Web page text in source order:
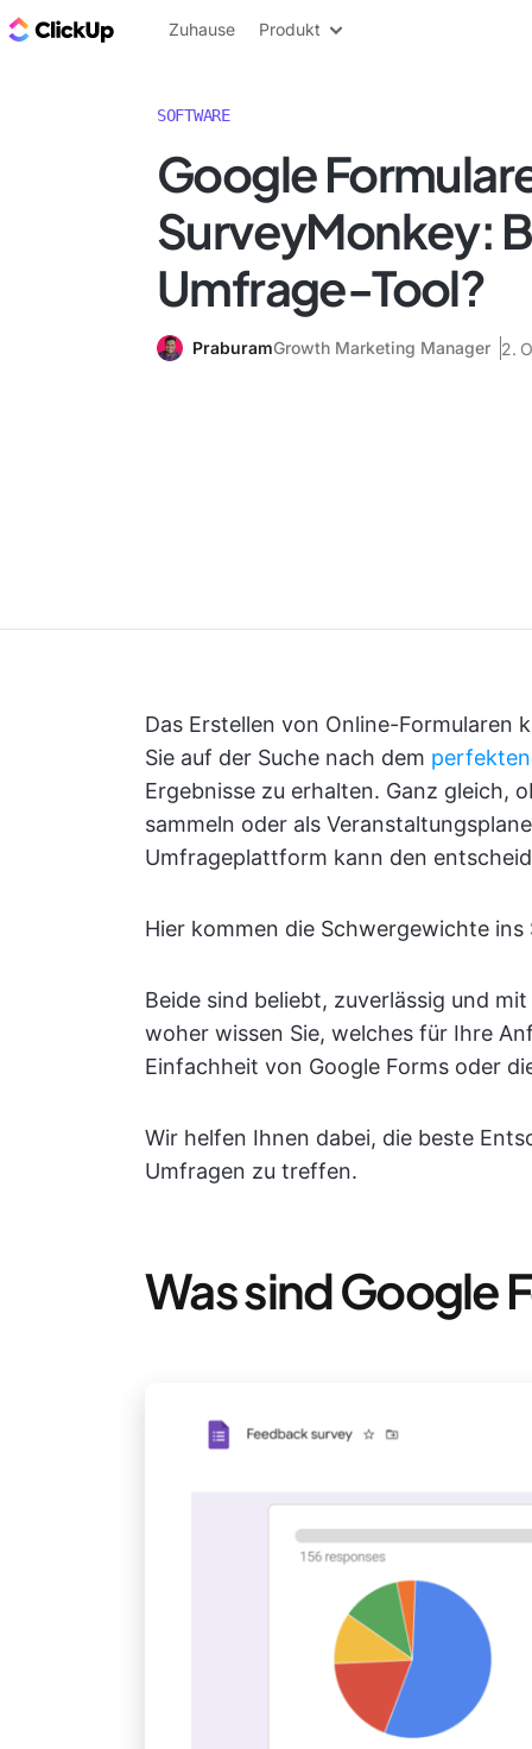
ClickUp Blog
Zuhause Produkt
SOFTWARE
Google
SurveyMonkey:
Umfrage-Tool?
PraburamGrowth Marketing Manager 2.
Das Erstellen von Online-Formularen
Sie auf der Suche nach dem
Ergebnisse zu erhalten. Ganz gleich,
sammeln oder als
Umfrageplattform kann den
Hier kommen die Schwergewichte ins
Beide sind beliebt, zuverlässig und
woher wissen Sie, welches für Ihre
Einfachheit von Google Forms oder
Wir helfen Ihnen dabei, die beste
Umfragen zu treffen.
Was sind Google